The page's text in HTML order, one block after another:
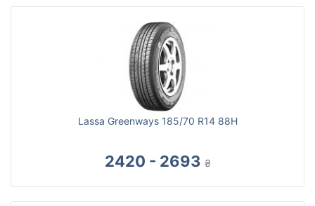
Lassa Greenways 185/70 R14 88H
2420 - 2693 ₴